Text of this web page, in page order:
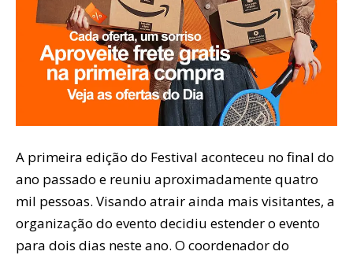
A primeira edição do Festival aconteceu no final do
ano passado e reuniu aproximadamente quatro
mil pessoas. Visando atrair ainda mais visitantes, a
organização do evento decidiu estender o evento
para dois dias neste ano. O coordenador do